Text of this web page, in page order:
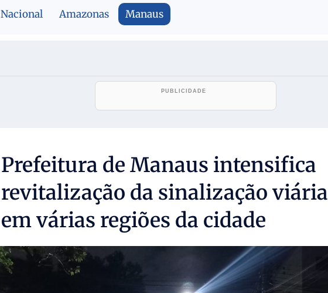
Nacional Amazonas Manaus
Prefeitura de Manaus intensifica
revitalização da sinalização viária
em várias regiões da cidade